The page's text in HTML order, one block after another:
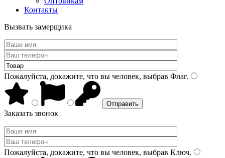
Контакты
Вызвать замерщика
Пожалуйста, докажите, что вы человек, выбрав Флаг.
Заказать звонок
Пожалуйста, докажите, что вы человек, выбрав Ключ.